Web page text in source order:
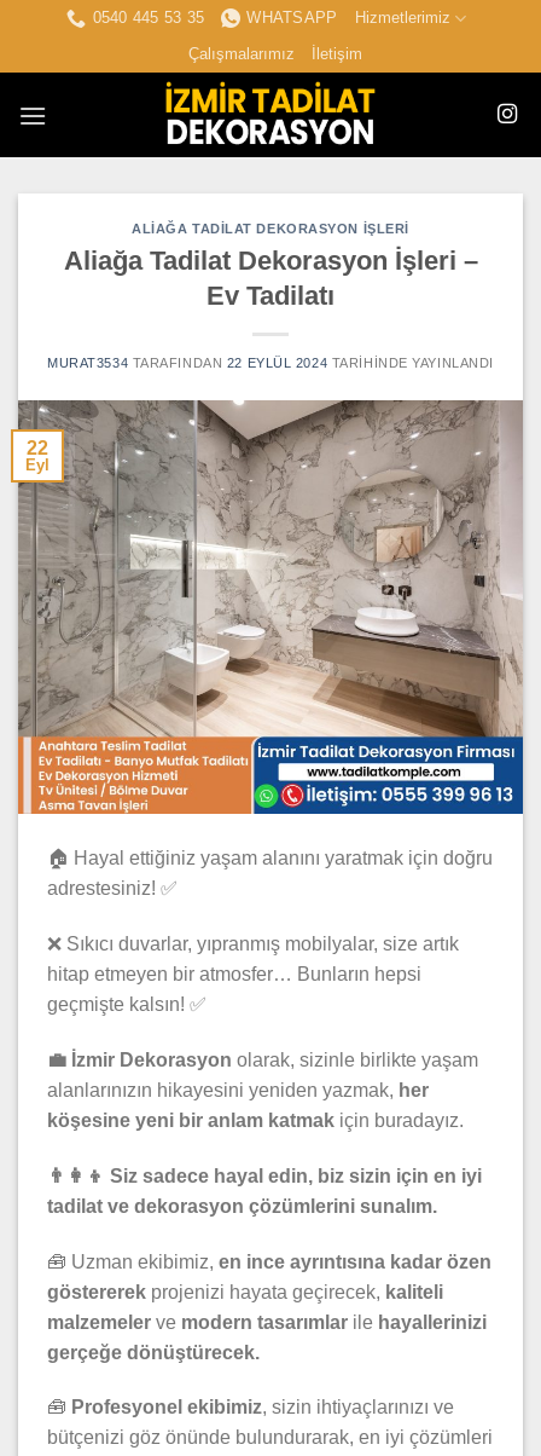
0540 445 53 35 WHATSAPP
Hizmetlerimiz
Çalışmalarımız
İletişim
ALIAĞA TADILAT DEKORASYON İŞLERI
Aliağa Tadilat Dekorasyon İşleri –
Ev Tadilatı
MURAT3534 TARAFINDAN 22 EYLÜL 2024 TARIHINDE YAYINLANDI
22
Eyl
🏠 Hayal ettiğiniz yaşam alanını yaratmak için doğru
adrestesiniz! ✅
❌ Sıkıcı duvarlar, yıpranmış mobilyalar, size artık
hitap etmeyen bir atmosfer… Bunların hepsi
geçmişte kalsın! ✅
💼 İzmir Dekorasyon olarak, sizinle birlikte yaşam
alanlarınızın hikayesini yeniden yazmak, her
köşesine yeni bir anlam katmak için buradayız.
👨‍👩‍👦 Siz sadece hayal edin, biz sizin için en iyi
tadilat ve dekorasyon çözümlerini sunalım.
🧰 Uzman ekibimiz, en ince ayrıntısına kadar özen
göstererek projenizi hayata geçirecek, kaliteli
malzemeler ve modern tasarımlar ile hayallerinizi
gerçeğe dönüştürecek.
🧰 Profesyonel ekibimiz, sizin ihtiyaçlarınızı ve
bütçenizi göz önünde bulundurarak, en iyi çözümleri